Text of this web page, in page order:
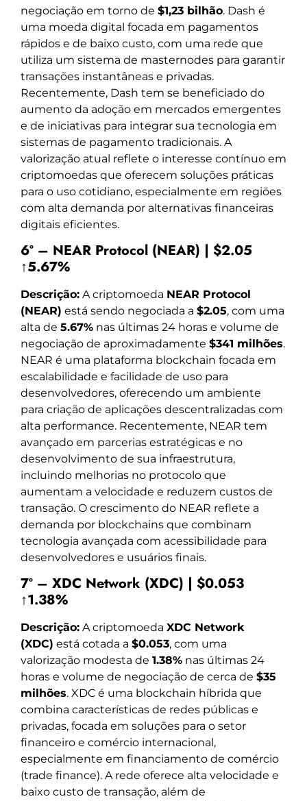
negociação em torno de $1,23 bilhão. Dash é
uma moeda digital focada em pagamentos
rápidos e de baixo custo, com uma rede que
utiliza um sistema de masternodes para garantir
transações instantâneas e privadas.
Recentemente, Dash tem se beneficiado do
aumento da adoção em mercados emergentes
e de iniciativas para integrar sua tecnologia em
sistemas de pagamento tradicionais. A
valorização atual reflete o interesse contínuo em
criptomoedas que oferecem soluções práticas
para o uso cotidiano, especialmente em regiões
com alta demanda por alternativas financeiras
digitais eficientes.
6º – NEAR Protocol (NEAR) | $2.05
↑5.67%
Descrição: A criptomoeda NEAR Protocol
(NEAR) está sendo negociada a $2.05, com uma
alta de 5.67% nas últimas 24 horas e volume de
negociação de aproximadamente $341 milhões.
NEAR é uma plataforma blockchain focada em
escalabilidade e facilidade de uso para
desenvolvedores, oferecendo um ambiente
para criação de aplicações descentralizadas com
alta performance. Recentemente, NEAR tem
avançado em parcerias estratégicas e no
desenvolvimento de sua infraestrutura,
incluindo melhorias no protocolo que
aumentam a velocidade e reduzem custos de
transação. O crescimento do NEAR reflete a
demanda por blockchains que combinam
tecnologia avançada com acessibilidade para
desenvolvedores e usuários finais.
7º – XDC Network (XDC) | $0.053
↑1.38%
Descrição: A criptomoeda XDC Network
(XDC) está cotada a $0.053, com uma
valorização modesta de 1.38% nas últimas 24
horas e volume de negociação de cerca de $35
milhões. XDC é uma blockchain híbrida que
combina características de redes públicas e
privadas, focada em soluções para o setor
financeiro e comércio internacional,
especialmente em financiamento de comércio
(trade finance). A rede oferece alta velocidade e
baixo custo de transação, além de